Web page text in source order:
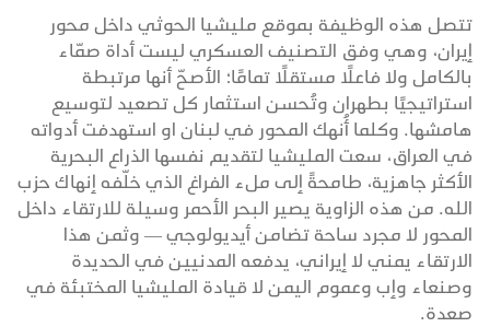
تتصل هذه الوظيفة بموقع مليشيا الحوثي داخل محور
إيران، وهي وفق التصنيف العسكري ليست أداة صمّاء
بالكامل ولا فاعلًا مستقلًا تمامًا؛ الأصحّ أنها مرتبطة
استراتيجيًا بطهران وتُحسن استثمار كل تصعيد لتوسيع
هامشها. وكلما أُنهك المحور في لبنان او استهدفت أدواته
في العراق، سعت المليشيا لتقديم نفسها الذراع البحرية
الأكثر جاهزية، طامحةً إلى ملء الفراغ الذي خلّفه إنهاك حزب
الله. من هذه الزاوية يصير البحر الأحمر وسيلة للارتقاء داخل
المحور لا مجرد ساحة تضامن أيديولوجي — وثمن هذا
الارتقاء يمني لا إيراني، يدفعه المدنيين في الحديدة
وصنعاء وإب وعموم اليمن لا قيادة المليشيا المختبئة في
صعدة.